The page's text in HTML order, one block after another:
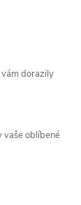
vám dorazily
vaše oblíbené